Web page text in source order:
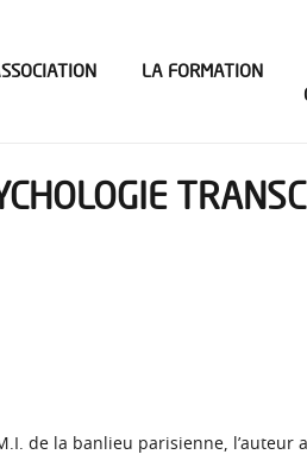
LA FORMATION
de la banlieu parisienne,